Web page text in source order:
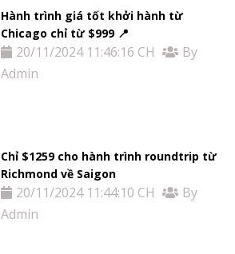
Hành trình giá tốt khởi hành từ
Chicago chỉ từ $999 📍
20/11/2024 11:46:16 CH
By
Admin
Chỉ $1259 cho hành trình roundtrip từ
Richmond về Saigon
20/11/2024 11:44:10 CH
By
Admin